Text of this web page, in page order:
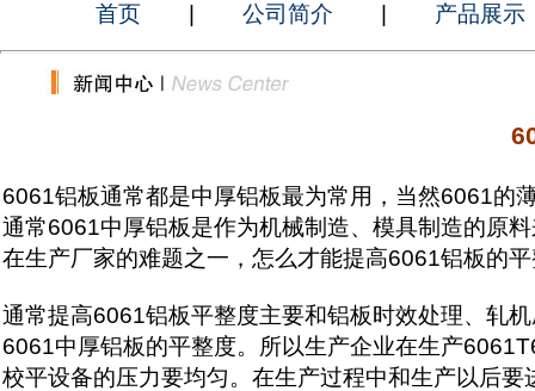
6061铝板通常都是中厚铝板最为常用，当然6061的
通常6061中厚铝板是作为机械制造、模具制造的原
在生产厂家的难题之一，怎么才能提高6061铝板的
通常提高6061铝板平整度主要和铝板时效处理、轧
6061中厚铝板的平整度。所以生产企业在生产
校平设备的压力要均匀。在生产过程中和生产以后
首页 公司简介 产品展示